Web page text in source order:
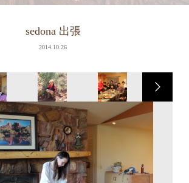
sedona 出張
2014.10.26